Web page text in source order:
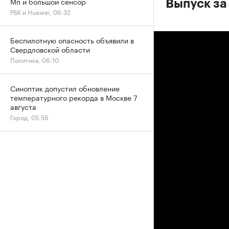
Выпуск
РБК и Huawei, 06:32
Беспилотную опасность объявили в
Свердловской области
Политика, 06:10
Синоптик допустил обновление
температурного рекорда в Москве 7
августа
Город, 05:56